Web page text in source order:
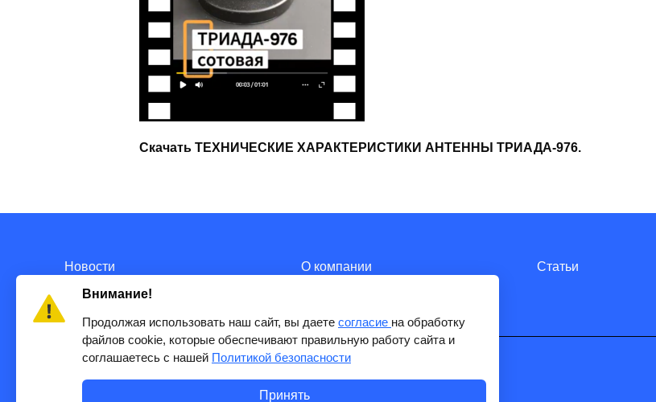
Скачать ТЕХНИЧЕСКИЕ ХАРАКТЕРИСТИКИ АНТЕННЫ ТРИАДА-976.
Новости О компании Статьи
Внимание!
Продолжая использовать наш сайт, вы даете согласие на обработку
файлов cookie, которые обеспечивают правильную работу сайта и
соглашаетесь с нашей Политикой безопасности
Принять